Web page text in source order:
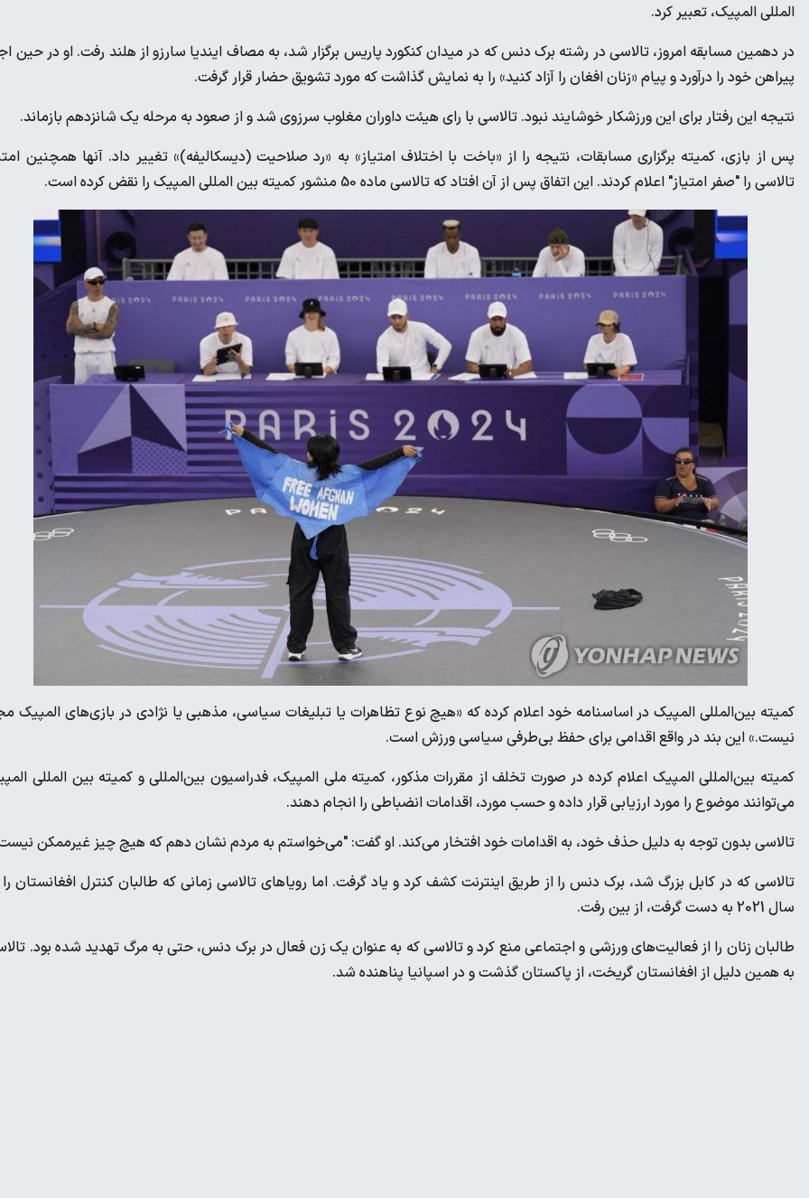
المللی المپیک، تعبیر کرد.
در دهمین مسابقه امروز، تالاسی در رشته برک دنس که در میدان کنکورد پاریس برگزار شد، به مصاف ایندیا سارزو از هلند رفت. او در حین
پیراهن خود را درآورد و پیام «زنان افغان را آزاد کنید» را به نمایش گذاشت که مورد تشویق حضار قرار گرفت.
نتیجه این رفتار برای این ورزشکار خوشایند نبود. تالاسی با رای هیئت داوران مغلوب سرزوی شد و از صعود به مرحله یک شانزدهم بازماند.
پس از بازی، کمیته برگزاری مسابقات، نتیجه را از «باخت با اختلاف امتیاز» به «رد صلاحیت (دیسکالیفه)» تغییر داد. آنها همچنین
تالاسی را "صفر امتیاز" اعلام کردند. این اتفاق پس از آن افتاد که تالاسی ماده 50 منشور کمیته بین المللی المپیک را نقض کرده است.
کمیته بین‌المللی المپیک در اساسنامه خود اعلام کرده که «هیچ نوع تظاهرات یا تبلیغات سیاسی، مذهبی یا نژادی در بازی‌های المپیک
نیست.» این بند در واقع اقدامی برای حفظ بی‌طرفی سیاسی ورزش است.
کمیته بین‌المللی المپیک اعلام کرده در صورت تخلف از مقررات مذکور، کمیته ملی المپیک، فدراسیون بین‌المللی و کمیته بین المللی
می‌توانند موضوع را مورد ارزیابی قرار داده و حسب مورد، اقدامات انضباطی را انجام دهند.
تالاسی بدون توجه به دلیل حذف خود، به اقدامات خود افتخار می‌کند. او گفت: "می‌خواستم به مردم نشان دهم که هیچ چیز غیرممکن
تالاسی که در کابل بزرگ شد، برک دنس را از طریق اینترنت کشف کرد و یاد گرفت. اما رویاهای تالاسی زمانی که طالبان کنترل افغانستان را
سال 2021 به دست گرفت، از بین رفت.
طالبان زنان را از فعالیت‌های ورزشی و اجتماعی منع کرد و تالاسی که به عنوان یک زن فعال در برک دنس، حتی به مرگ تهدید شده بود.
به همین دلیل از افغانستان گریخت، از پاکستان گذشت و در اسپانیا پناهنده شد.